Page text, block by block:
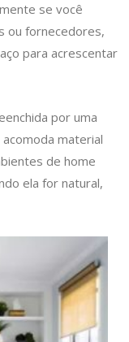
se você
ou fornecedores,
para acrescentar
por uma
material
de home
ela for natural,